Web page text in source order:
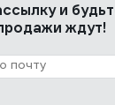
и
ждут!